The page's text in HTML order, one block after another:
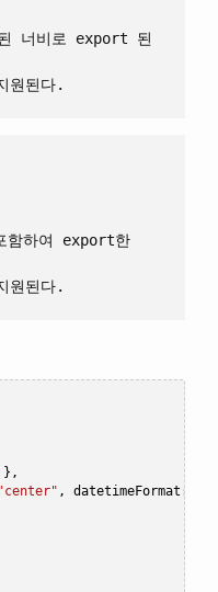
너비로 export 된
원된다.
하여 export한
원된다.
},
"center" , datetimeFormat :